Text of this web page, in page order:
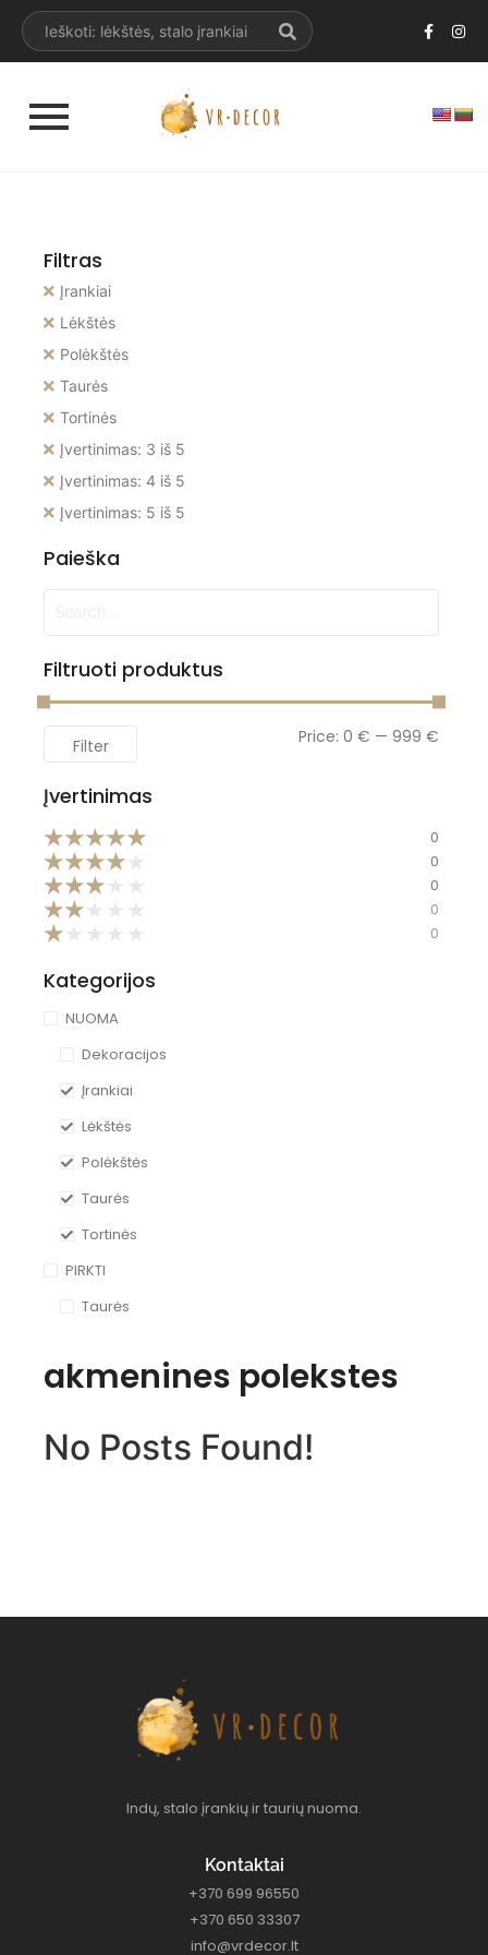
Filtras
Įrankiai
Lėkštės
Polėkštės
Taurės
Tortinės
Įvertinimas: 3 iš 5
Įvertinimas: 4 iš 5
Įvertinimas: 5 iš 5
Paieška
Filtruoti produktus
Filter Price: 0 € — 999 €
Įvertinimas
★★★★★ 0
★★★★ 0
★★★ 0
★★ 0
★ 0
Kategorijos
NUOMA
Dekoracijos
Įrankiai
Lėkštės
Polėkštės
Taurės
Tortinės
PIRKTI
Taurės
akmenines polekstes
No Posts Found!
Indų, stalo įrankių ir taurių nuoma.
Kontaktai
+370 699 96550
+370 650 33307
info@vrdecor.lt